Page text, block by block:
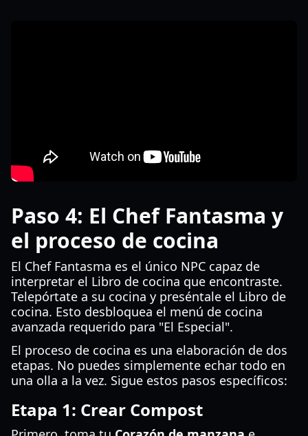
Paso 4: El Chef Fantasma y
el proceso de cocina
El Chef Fantasma es el único NPC capaz de
interpretar el Libro de cocina que encontraste.
Telepórtate a su cocina y preséntale el Libro de
cocina. Esto desbloquea el menú de cocina
avanzada requerido para "El Especial".
El proceso de cocina es una elaboración de dos
etapas. No puedes simplemente echar todo en
una olla a la vez. Sigue estos pasos específicos:
Etapa 1: Crear Compost